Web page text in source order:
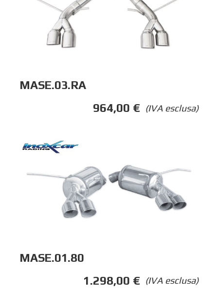
MASE.03.RA
(IVA esclusa)
964,00 €
MASE.01.80
(IVA esclusa)
1.298,00 €